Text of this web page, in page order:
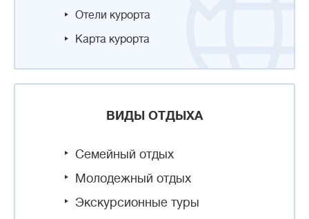
Отели курорта
Карта курорта
ВИДЫ ОТДЫХА
Семейный отдых
Молодежный отдых
Экскурсионные туры